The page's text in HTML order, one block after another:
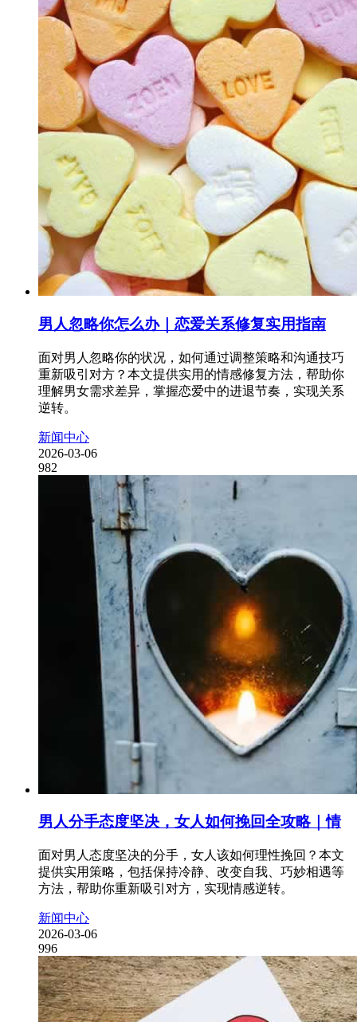
男人忽略你怎么办｜恋爱关系修复实用指南
面对男人忽略你的状况，如何通过调整策略和沟通技巧
重新吸引对方？本文提供实用的情感修复方法，帮助你
理解男女需求差异，掌握恋爱中的进退节奏，实现关系
逆转。
新闻中心
2026-03-06
982
男人分手态度坚决，女人如何挽回全攻略｜情
面对男人态度坚决的分手，女人该如何理性挽回？本文
提供实用策略，包括保持冷静、改变自我、巧妙相遇等
方法，帮助你重新吸引对方，实现情感逆转。
新闻中心
2026-03-06
996